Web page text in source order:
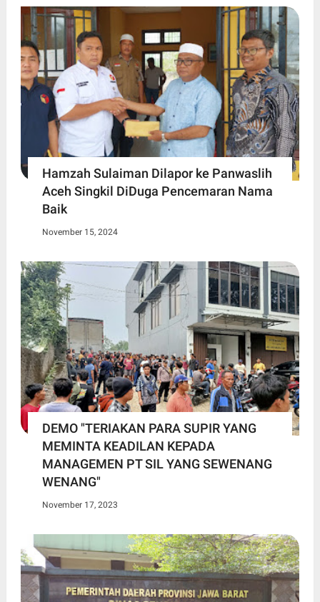
Hamzah Sulaiman Dilapor ke Panwaslih
Aceh Singkil DiDuga Pencemaran Nama
Baik
November 15, 2024
DEMO "TERIAKAN PARA SUPIR YANG
MEMINTA KEADILAN KEPADA
MANAGEMEN PT SIL YANG SEWENANG
WENANG"
November 17, 2023